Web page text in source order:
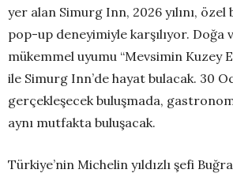
yer alan Simurg Inn, 2026 yılını,
pop-up deneyimiyle karşılıyor.
mükemmel uyumu “Mevsimin Kuzey
ile Simurg Inn’de hayat bulacak. 30
gerçekleşecek buluşmada,
aynı mutfakta buluşacak.
Türkiye’nin Michelin yıldızlı şefi